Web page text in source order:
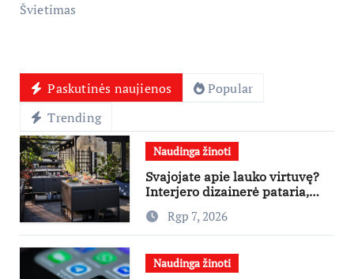
Švietimas
Paskutinės naujienos
Popular
Trending
Naudinga žinoti
Svajojate apie lauko virtuvę?
Interjero dizainerė pataria,
nuo ko pradėti
Rgp 7, 2026
Naudinga žinoti